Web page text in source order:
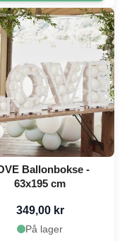
Ballonbokse -
63x195 cm
349,00 kr
På lager